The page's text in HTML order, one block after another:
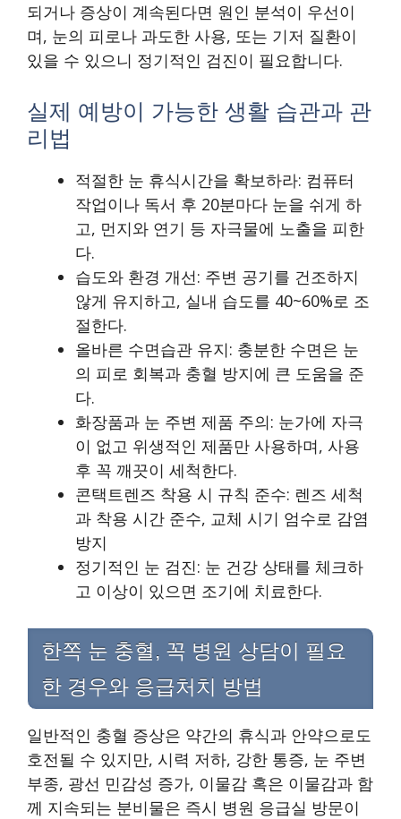
되거나 증상이 계속된다면 원인 분석이 우선이
며, 눈의 피로나 과도한 사용, 또는 기저 질환이
있을 수 있으니 정기적인 검진이 필요합니다.
실제 예방이 가능한 생활 습관과 관
리법
적절한 눈 휴식시간을 확보하라: 컴퓨터
작업이나 독서 후 20분마다 눈을 쉬게 하
고, 먼지와 연기 등 자극물에 노출을 피한
다.
습도와 환경 개선: 주변 공기를 건조하지
않게 유지하고, 실내 습도를 40~60%로 조
절한다.
올바른 수면습관 유지: 충분한 수면은 눈
의 피로 회복과 충혈 방지에 큰 도움을 준
다.
화장품과 눈 주변 제품 주의: 눈가에 자극
이 없고 위생적인 제품만 사용하며, 사용
후 꼭 깨끗이 세척한다.
콘택트렌즈 착용 시 규칙 준수: 렌즈 세척
과 착용 시간 준수, 교체 시기 엄수로 감염
방지
정기적인 눈 검진: 눈 건강 상태를 체크하
고 이상이 있으면 조기에 치료한다.
한쪽 눈 충혈, 꼭 병원 상담이 필요
한 경우와 응급처치 방법
일반적인 충혈 증상은 약간의 휴식과 안약으로도
호전될 수 있지만, 시력 저하, 강한 통증, 눈 주변
부종, 광선 민감성 증가, 이물감 혹은 이물감과 함
께 지속되는 분비물은 즉시 병원 응급실 방문이